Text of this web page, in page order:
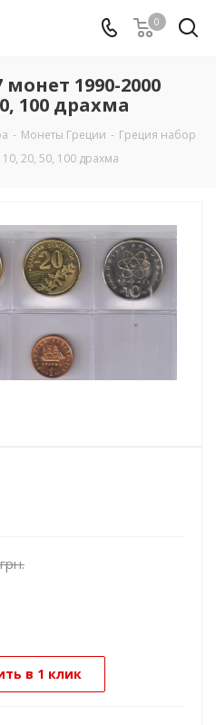
0
1990-2000
100 драхма
- Монеты Греции - Греция набор
20, 50, 100 драхма
в 1 клик